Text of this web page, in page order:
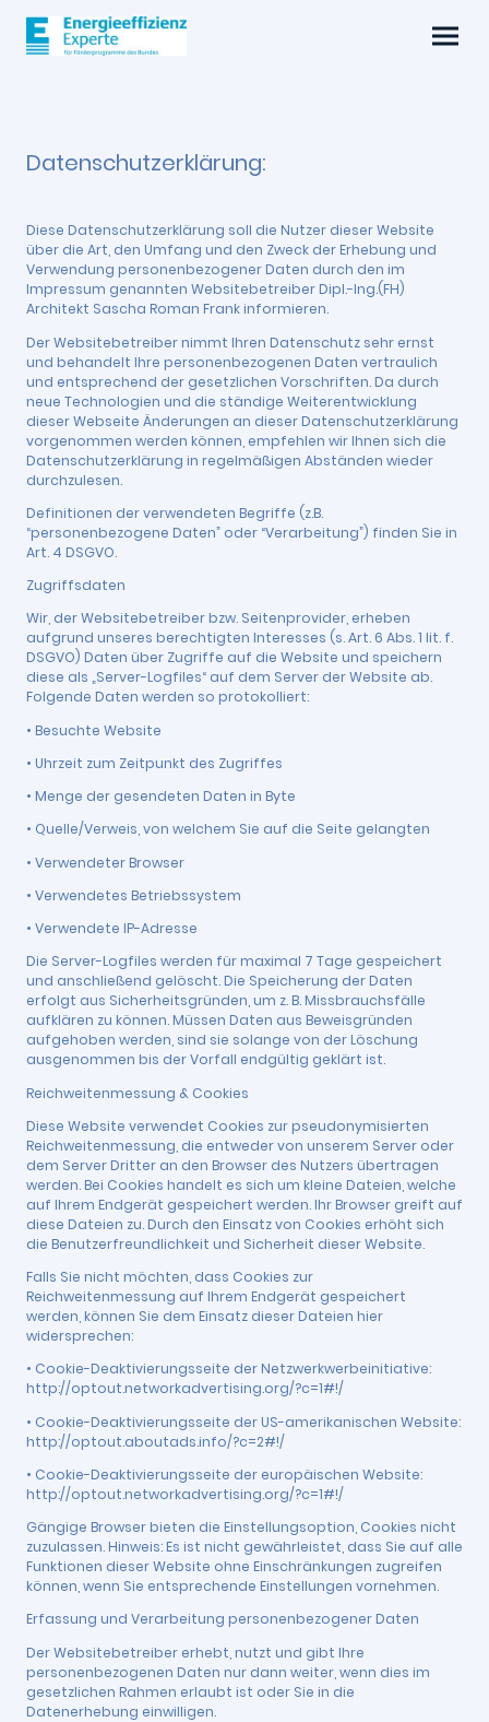
Datenschutzerklärung:
Diese Datenschutzerklärung soll die Nutzer dieser Website
über die Art, den Umfang und den Zweck der Erhebung und
Verwendung personenbezogener Daten durch den im
Impressum genannten Websitebetreiber Dipl.-Ing.(FH)
Architekt Sascha Roman Frank informieren.
Der Websitebetreiber nimmt Ihren Datenschutz sehr ernst
und behandelt Ihre personenbezogenen Daten vertraulich
und entsprechend der gesetzlichen Vorschriften. Da durch
neue Technologien und die ständige Weiterentwicklung
dieser Webseite Änderungen an dieser Datenschutzerklärung
vorgenommen werden können, empfehlen wir Ihnen sich die
Datenschutzerklärung in regelmäßigen Abständen wieder
durchzulesen.
Definitionen der verwendeten Begriffe (z.B.
“personenbezogene Daten” oder “Verarbeitung”) finden Sie in
Art. 4 DSGVO.
Zugriffsdaten
Wir, der Websitebetreiber bzw. Seitenprovider, erheben
aufgrund unseres berechtigten Interesses (s. Art. 6 Abs. 1 lit. f.
DSGVO) Daten über Zugriffe auf die Website und speichern
diese als „Server-Logfiles“ auf dem Server der Website ab.
Folgende Daten werden so protokolliert:
• Besuchte Website
• Uhrzeit zum Zeitpunkt des Zugriffes
• Menge der gesendeten Daten in Byte
• Quelle/Verweis, von welchem Sie auf die Seite gelangten
• Verwendeter Browser
• Verwendetes Betriebssystem
• Verwendete IP-Adresse
Die Server-Logfiles werden für maximal 7 Tage gespeichert
und anschließend gelöscht. Die Speicherung der Daten
erfolgt aus Sicherheitsgründen, um z. B. Missbrauchsfälle
aufklären zu können. Müssen Daten aus Beweisgründen
aufgehoben werden, sind sie solange von der Löschung
ausgenommen bis der Vorfall endgültig geklärt ist.
Reichweitenmessung & Cookies
Diese Website verwendet Cookies zur pseudonymisierten
Reichweitenmessung, die entweder von unserem Server oder
dem Server Dritter an den Browser des Nutzers übertragen
werden. Bei Cookies handelt es sich um kleine Dateien, welche
auf Ihrem Endgerät gespeichert werden. Ihr Browser greift auf
diese Dateien zu. Durch den Einsatz von Cookies erhöht sich
die Benutzerfreundlichkeit und Sicherheit dieser Website.
Falls Sie nicht möchten, dass Cookies zur
Reichweitenmessung auf Ihrem Endgerät gespeichert
werden, können Sie dem Einsatz dieser Dateien hier
widersprechen:
• Cookie-Deaktivierungsseite der Netzwerkwerbeinitiative:
http://optout.networkadvertising.org/?c=1#!/
• Cookie-Deaktivierungsseite der US-amerikanischen Website:
http://optout.aboutads.info/?c=2#!/
• Cookie-Deaktivierungsseite der europäischen Website:
http://optout.networkadvertising.org/?c=1#!/
Gängige Browser bieten die Einstellungsoption, Cookies nicht
zuzulassen. Hinweis: Es ist nicht gewährleistet, dass Sie auf alle
Funktionen dieser Website ohne Einschränkungen zugreifen
können, wenn Sie entsprechende Einstellungen vornehmen.
Erfassung und Verarbeitung personenbezogener Daten
Der Websitebetreiber erhebt, nutzt und gibt Ihre
personenbezogenen Daten nur dann weiter, wenn dies im
gesetzlichen Rahmen erlaubt ist oder Sie in die
Datenerhebung einwilligen.